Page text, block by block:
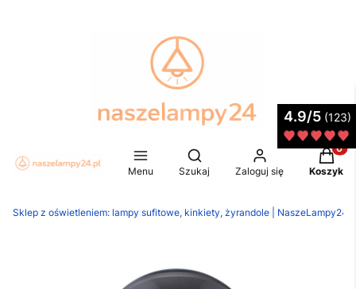
Menu
Otwórz wyszukiwarkę
Szukaj Zaloguj się Koszyk
Sklep z oświetleniem: lampy sufitowe, kinkiety, żyrandole |
4.9/5 (123)